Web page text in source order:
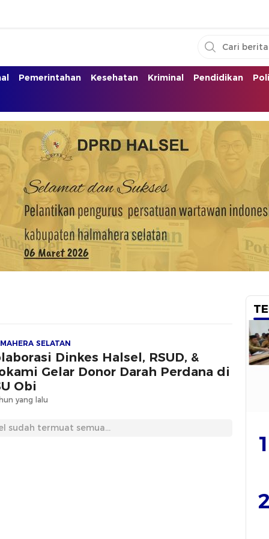
Pemerintahan Kesehatan Kriminal Pendidikan
SELATAN
Dinkes Halsel, RSUD, &
Gelar Donor Darah Perdana di
Obi
yang lalu
sudah termuat semua...
1
2